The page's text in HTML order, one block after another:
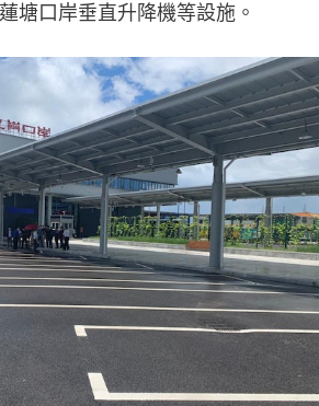
塘口岸垂直升降機等設施。